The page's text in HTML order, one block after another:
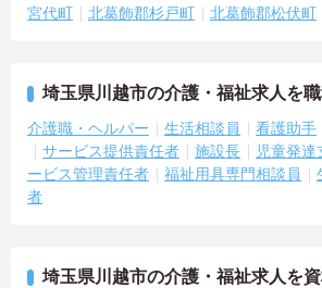
宮代町 北葛飾郡杉戸町 北葛飾郡松伏町
埼玉県川越市の介護・福祉求人を
介護職・ヘルパー 生活相談員 看護助手
サービス提供責任者
施設長 児童発達
ービス管理責任者
福祉用具専門相談員
者
埼玉県川越市の介護・福祉求人を